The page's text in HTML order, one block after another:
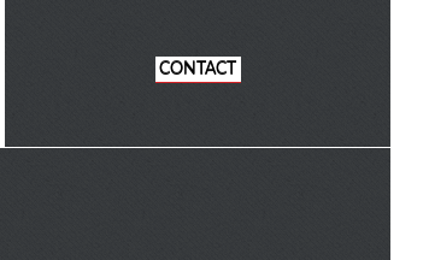
CONTACT